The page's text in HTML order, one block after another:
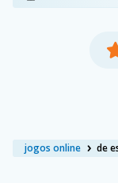
jogos online de